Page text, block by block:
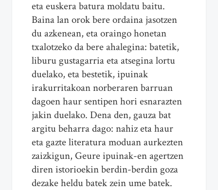
eta euskera batura moldatu baitu.
Baina lan orok bere ordaina jasotzen
du azkenean, eta oraingo honetan
txalotzeko da bere ahalegina: batetik,
liburu gustagarria eta atsegina lortu
duelako, eta bestetik, ipuinak
irakurritakoan norberaren barruan
dagoen haur sentipen hori esnarazten
jakin duelako. Dena den, gauza bat
argitu beharra dago: nahiz eta haur
eta gazte literatura moduan aurkezten
zaizkigun, Geure ipuinak-en agertzen
diren istorioekin berdin-berdin goza
dezake heldu batek zein ume batek.